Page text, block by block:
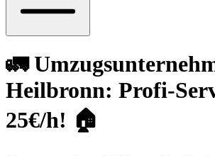
🚛
Heilbronn: Profi-
25€/h! 🏠